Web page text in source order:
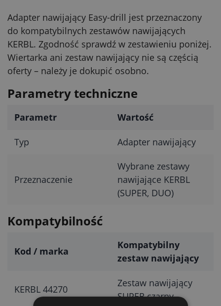
Adapter nawijający Easy-drill jest przeznaczony
do kompatybilnych zestawów nawijających
KERBL. Zgodność sprawdź w zestawieniu poniżej.
Wiertarka ani zestaw nawijający nie są częścią
oferty – należy je dokupić osobno.
Parametry techniczne
Parametr Wartość
Typ Adapter nawijający
Przeznaczenie
Wybrane zestawy
nawijające KERBL
(SUPER, DUO)
Kompatybilność
Kod / marka
Kompatybilny
zestaw nawijający
KERBL 44270
Zestaw nawijający
SUPER czarny